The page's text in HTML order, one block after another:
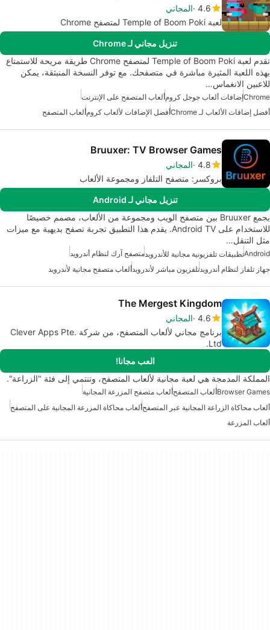
4.6 المجاني
لعبة Temple of Boom Poki لمتصفح Chrome
تنزيل مجاني لـ Chrome
تقدم لعبة Temple of Boom Poki لمتصفح Chrome طريقة مريحة للاستمتاع
بهذه اللعبة المثيرة مباشرة في متصفحك. مع توفر النسخة المنبثقة، يمكن
للاعبين الانغماس…
Chromeإضافات ألعاب جوجل كرومألعاب المتصفح على الإنترنت
أفضل إضافات الألعاب لـ Chrome
أفضل الإضافات لألعاب كرومألعاب المتصفح
Bruuxer: TV Browser Games
4.8 المجاني
بروكسر: متصفح التلفاز ومجموعة الألعاب
تنزيل مجاني لـ Android
يجمع Bruuxer بين متصفح الويب ومجموعة من الألعاب، مصمم خصيصًا
للاستخدام على Android TV. يقدم هذا التطبيق تجربة تصفح بديهية مع ميزات
مثل التنقل…
Androidتطبيقات تلفزيونية مجانية للأندرويدمتصفح آرك لنظام أندرويد
جهاز تلفاز لنظام أندرويدتلفزيون مباشر لأندرويدألعاب متصفح مجانية لأندرويد
The Mergest Kingdom
4.6 المجاني
برنامج مجاني لألعاب المتصفح، من شركة Clever Apps Pte.
Ltd.
العب مجانا!
المملكة المدمجة هي لعبة مجانية لألعاب المتصفح، وتنتمي إلى فئة "الزراعة".
Browser Gamesألعاب المتصفحألعاب متصفح المزرعة المجانية
ألعاب محاكاة الزراعة المجانية عبر المتصفحألعاب محاكاة المزرعة المجانية على المتصفح
ألعاب المزرعة